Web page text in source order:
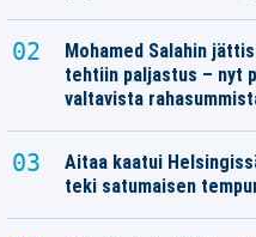
Mohamed Salahin
tehtiin paljastus – nyt
valtavista
Aitaa kaatui
teki satumaisen